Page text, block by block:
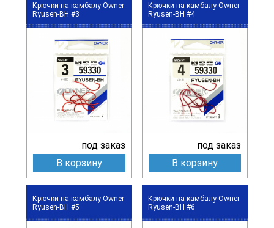
Крючки на камбалу Owner
Ryusen-BH #3
под заказ
В корзину
Крючки на камбалу Owner
Ryusen-BH #4
под заказ
В корзину
Крючки на камбалу Owner
Ryusen-BH #5
Крючки на камбалу Owner
Ryusen-BH #6